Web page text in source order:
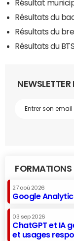
Résultat
Résultats du
Résultats du
Résultats du
FORMATIONS
27 aoû 2026
Google
03 sep 2026
ChatGPT et IA
et usages